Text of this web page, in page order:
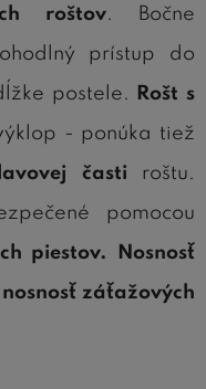
roštov. Bočne
prístup do
postele.
Rošt s
- ponúka tiež
časti roštu.
pomocou
piestov. Nosnosť
záťažových